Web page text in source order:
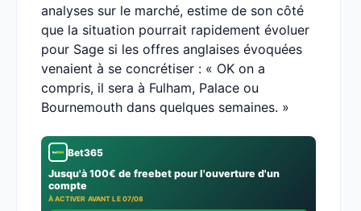
analyses sur le marché, estime de son côté
que la situation pourrait rapidement évoluer
pour Sage si les offres anglaises évoquées
venaient à se concrétiser : « OK on a
compris, il sera à Fulham, Palace ou
Bournemouth dans quelques semaines. »
Bet365
Jusqu'à 100€ de freebet pour l'ouverture d'un
compte
À ACTIVER AVANT LE 07/08